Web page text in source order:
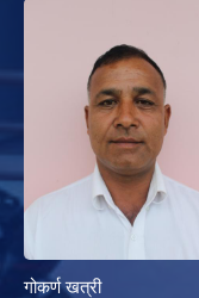
गोकर्ण खत्री